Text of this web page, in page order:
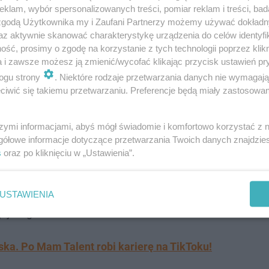
kiedy tylko dowiedziała się, że jego ulubiony
długo i kupiła bilety na muzyczne wydarzenie.
Ta jednak przyznała, że to będzie za mało.
mu, że zrobię taki baner, że na
z nim na scenie i nie ma innej opcji. Od
11 godzin.
Po Mam Talent robi karierę na TikToku!
wybór spersonalizowanych treści, pomiar reklam i treści,
Użytkownika my i Zaufani Partnerzy możemy używać
aktywnie skanować charakterystykę urządzenia do celów
prosimy o zgodę na korzystanie z tych technologii poprzez
i zawsze możesz ją zmienić/wycofać klikając przycisk ustawień
strony
. Niektóre rodzaje przetwarzania danych nie
się takiemu przetwarzaniu. Preferencje będą miały
informacjami, abyś mógł świadomie i komfortowo korzystać z
informacje dotyczące przetwarzania Twoich danych
oraz po kliknięciu w „Ustawienia”.
USTAWIENIA